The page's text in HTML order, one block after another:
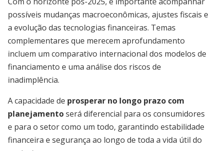
possíveis mudanças macroeconômicas, ajustes fiscais e
a evolução das tecnologias financeiras. Temas
complementares que merecem aprofundamento
incluem um comparativo internacional dos modelos de
financiamento e uma análise dos riscos de
inadimplência.
A capacidade de prosperar no longo prazo com
planejamentoserá diferencial para os consumidores
e para o setor como um todo, garantindo estabilidade
financeira e segurança ao longo de toda a vida útil do